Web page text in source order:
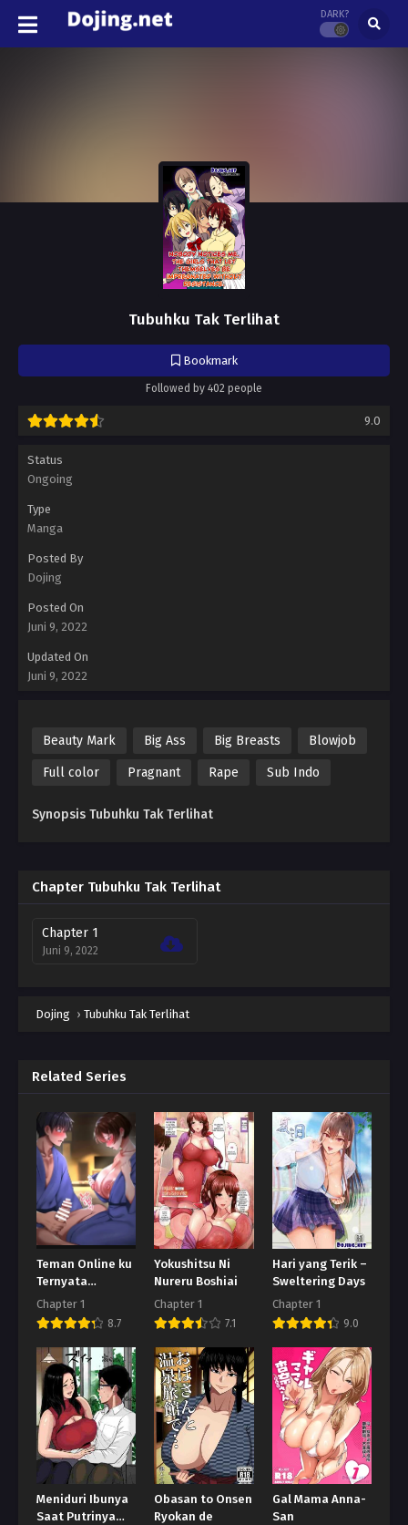
DARK?
Tubuhku Tak Terlihat
Bookmark
Followed by 402 people
9.0
Status
Ongoing
Type
Manga
Posted By
Dojing
Posted On
Juni 9, 2022
Updated On
Juni 9, 2022
Beauty Mark Big Ass Big Breasts Blowjob
Full color Pragnant Rape Sub Indo
Synopsis Tubuhku Tak Terlihat
Chapter Tubuhku Tak Terlihat
Chapter 1
Juni 9, 2022
Dojing › Tubuhku Tak Terlihat
Related Series
Teman Online ku
Ternyata
Seorang Wanita
Chapter 1
8.7
Yokushitsu Ni
Nureru Boshiai
Chapter 1
7.1
Hari yang Terik –
Sweltering Days
Chapter 1
9.0
Meniduri Ibunya
Saat Putrinya
Obasan to Onsen
Ryokan de
Gal Mama Anna-
San